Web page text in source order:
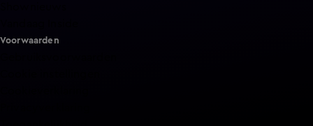
Voorwaarden